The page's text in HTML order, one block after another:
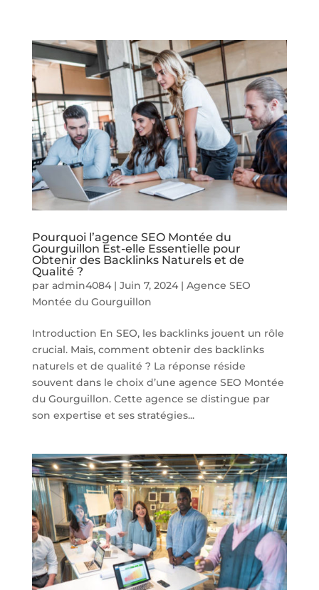
Pourquoi l’agence SEO Montée du
Gourguillon Est-elle Essentielle pour
Obtenir des Backlinks Naturels et de
Qualité ?
par admin4084| Juin 7, 2024| Agence SEO
Montée du Gourguillon
Introduction En SEO, les backlinks jouent un rôle
crucial. Mais, comment obtenir des backlinks
naturels et de qualité ? La réponse réside
souvent dans le choix d’une agence SEO Montée
du Gourguillon. Cette agence se distingue par
son expertise et ses stratégies...